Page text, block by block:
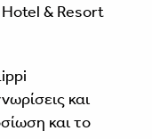
& Resort
και
και το